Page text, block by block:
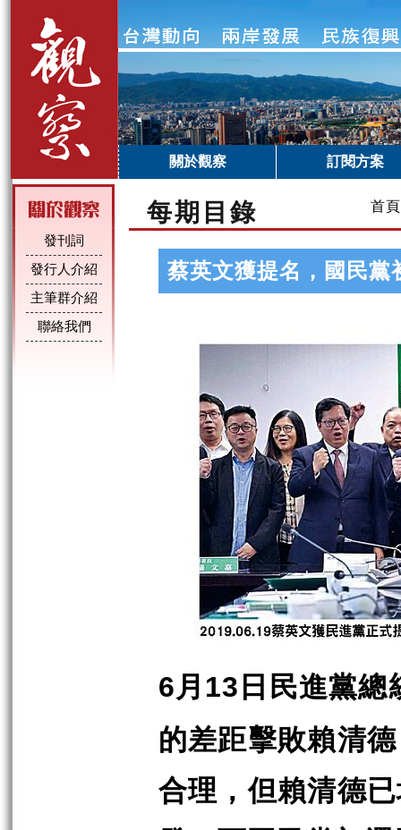
關於觀察 訂閱方案
發刊詞
發行人介紹
主筆群介紹
聯絡我們
每期目錄 首頁
蔡英文獲提名，國民黨
6月 13日民進黨
的差距擊敗賴清
合理，但賴清德